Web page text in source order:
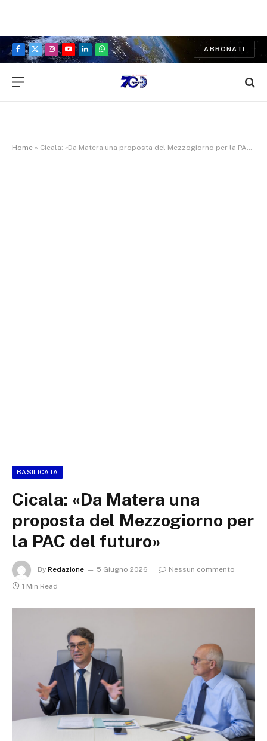
Facebook
X
Instagram
YouTubeLinkedInWhatsApp
ABBONATI
Home » Cicala: «Da Matera una proposta del Mezzogiorno per la PAC del futuro»
BASILICATA
Cicala: «Da Matera una
proposta del Mezzogiorno per
la PAC del futuro»
By Redazione 5 Giugno 2026
Nessun commento
1 Min Read